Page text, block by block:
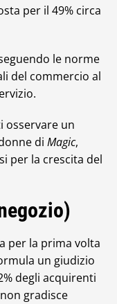
per il 49% circa
le norme
del commercio al
osservare un
di Magic,
per la crescita del
per la prima volta
un giudizio
degli acquirenti
gradisce